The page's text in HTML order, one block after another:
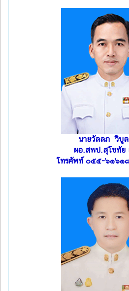
นายวัลลภ วิบู
ผอ.สพป.สุโขทัย
โทรศัพท์ ๐๕๕-๖๑๖๑